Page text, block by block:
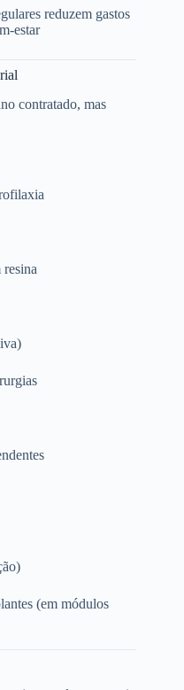
reduzem gastos
estar
contratado, mas
resina
(em módulos